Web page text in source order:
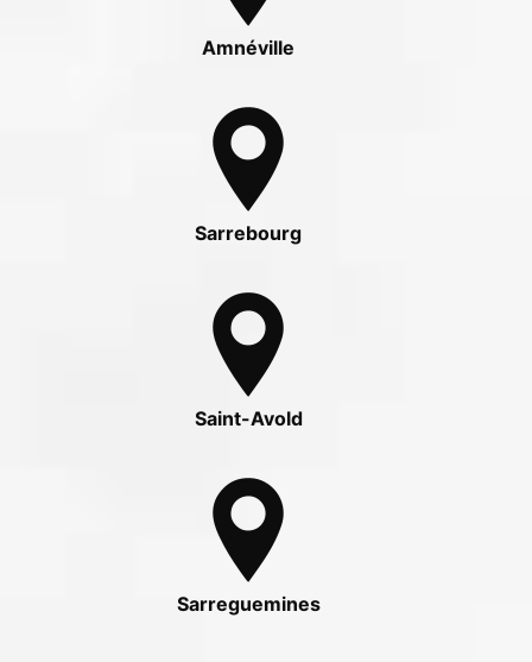
Amnéville
Sarrebourg
Saint-Avold
Sarreguemines